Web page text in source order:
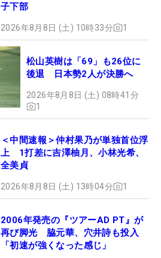
子下部
2026年8月8日 (土) 10時33分 1
松山英樹は「69」も26位に
後退 日本勢2人が決勝へ
2026年8月8日 (土) 08時41分
1
＜中間速報＞仲村果乃が単独首位浮
上 1打差に吉澤柚月、小林光希、
全美貞
2026年8月8日 (土) 13時04分 1
2006年発売の『ツアーAD PT』が
再び脚光 脇元華、穴井詩も投入
「初速が強くなった感じ」